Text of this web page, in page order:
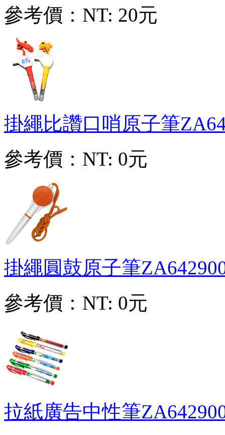
參考價： NT: 20元
掛繩比讚口哨原子筆
參考價： NT: 0元
掛繩圓鼓原子筆
參考價： NT: 0元
拉紙廣告中性筆